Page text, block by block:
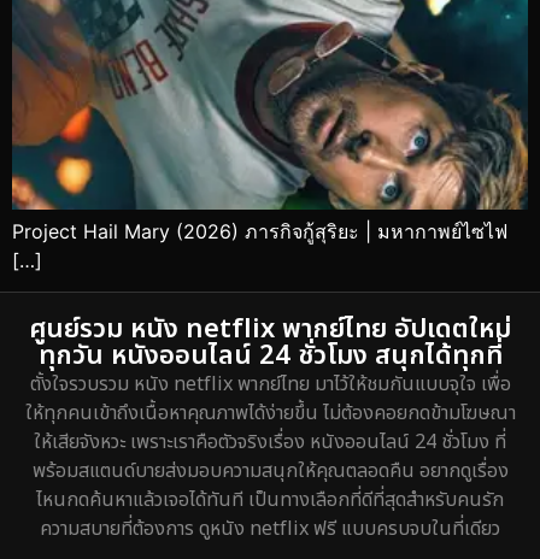
Project Hail Mary (2026) ภารกิจกู้สุริยะ | มหากาพย์ไซไฟ
[…]
ศูนย์รวม หนัง netflix พากย์ไทย อัปเดตใหม่
ทุกวัน หนังออนไลน์ 24 ชั่วโมง สนุกได้ทุกที่
ตั้งใจรวบรวม หนัง netflix พากย์ไทย มาไว้ให้ชมกันแบบจุใจ เพื่อ
ให้ทุกคนเข้าถึงเนื้อหาคุณภาพได้ง่ายขึ้น ไม่ต้องคอยกดข้ามโฆษณา
ให้เสียจังหวะ เพราะเราคือตัวจริงเรื่อง หนังออนไลน์ 24 ชั่วโมง ที่
พร้อมสแตนด์บายส่งมอบความสนุกให้คุณตลอดคืน อยากดูเรื่อง
ไหนกดค้นหาแล้วเจอได้ทันที เป็นทางเลือกที่ดีที่สุดสำหรับคนรัก
ความสบายที่ต้องการ ดูหนัง netflix ฟรี แบบครบจบในที่เดียว